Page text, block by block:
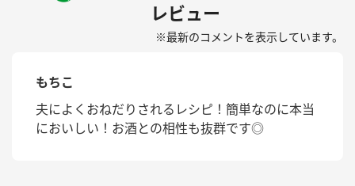
レビュー
※最新のコメントを表示しています。
もちこ
夫によくおねだりされるレシピ！簡単なのに本当
においしい！お酒との相性も抜群です◎